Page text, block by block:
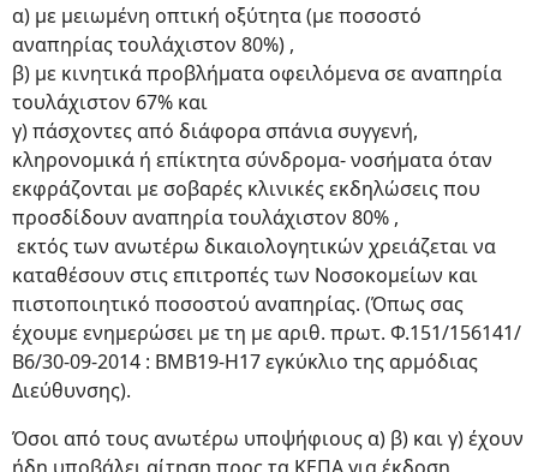
α) με μειωμένη οπτική οξύτητα (με ποσοστό
αναπηρίας τουλάχιστον 80%) ,
β) με κινητικά προβλήματα οφειλόμενα σε αναπηρία
τουλάχιστον 67% και
γ) πάσχοντες από διάφορα σπάνια συγγενή,
κληρονομικά ή επίκτητα σύνδρομα- νοσήματα όταν
εκφράζονται με σοβαρές κλινικές εκδηλώσεις που
προσδίδουν αναπηρία τουλάχιστον 80% ,
εκτός των ανωτέρω δικαιολογητικών χρειάζεται να
καταθέσουν στις επιτροπές των Νοσοκομείων και
πιστοποιητικό ποσοστού αναπηρίας. (Όπως σας
έχουμε ενημερώσει με τη με αριθ. πρωτ. Φ.151/156141/
Β6/30-09-2014 : ΒΜΒ19-Η17 εγκύκλιο της αρμόδιας
Διεύθυνσης).
Όσοι από τους ανωτέρω υποψήφιους α) β) και γ) έχουν